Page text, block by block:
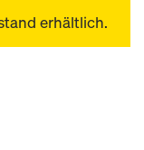
erhältlich.